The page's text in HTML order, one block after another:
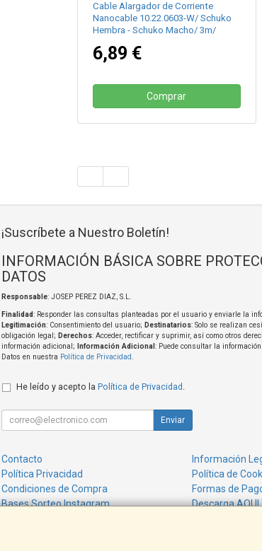
Cable Alargador de Corriente
Nanocable 10.22.0603-W/ Schuko
Hembra - Schuko Macho/ 3m/
6,89 €
Comprar
¡Suscríbete a Nuestro Boletín!
INFORMACIÓN BÁSICA SOBRE
DATOS
Responsable: JOSEP PEREZ DIAZ, S.L.
Finalidad: Responder las consultas planteadas por el usuario y enviarle la
Legitimación: Consentimiento del usuario; Destinatarios: Solo se realizan
obligación legal; Derechos: Acceder, rectificar y suprimir, así como otros
información adicional;
Información Adicional : Puede consultar la
Datos en nuestra Política de Privacidad.
He leído y acepto la Política de Privacidad .
Enviar
Contacto
Información
Política Privacidad
Política de
Condiciones de Compra
Formas de
Bases Sorteo Instagram
Descarga